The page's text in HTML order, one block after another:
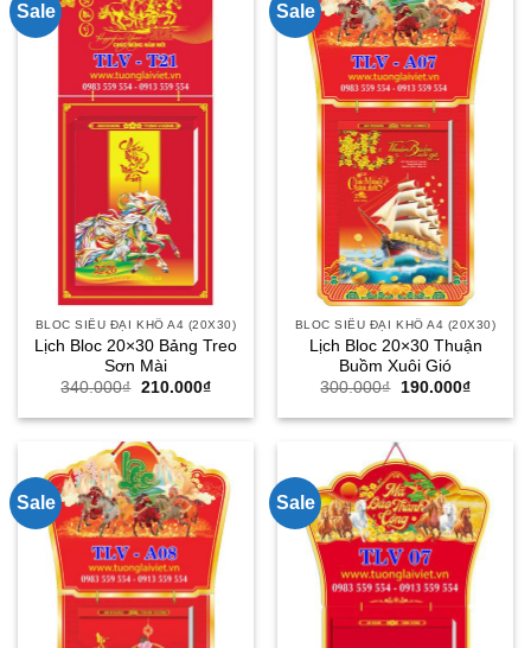
Sale
BLOC SIÊU ĐẠI KHỔ A4 (20X30)
Lịch Bloc 20×30 Bảng Treo
Sơn Mài
340.000₫ Giá
là:
210.000₫Giá
tại
Sale
BLOC SIÊU ĐẠI KHỔ A4 (20X30)
Lịch Bloc 20×30 Thuận
Buồm Xuôi Gió
300.000₫
Giá
là:
190.000₫Giá
tại
Sale Sale